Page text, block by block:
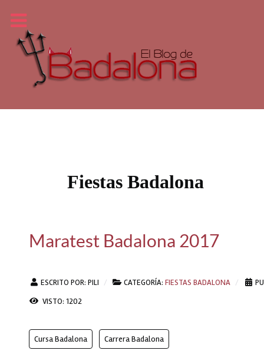
Fiestas Badalona
Maratest Badalona 2017
ESCRITO POR: PILI CATEGORÍA: FIESTAS BADALONA
VISTO: 1202
Cursa Badalona Carrera Badalona